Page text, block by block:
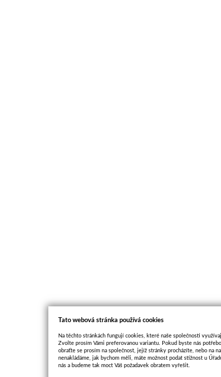
Tato webová stránka používá cookies
Na těchto stránkách fungují cookies, které naše společnosti
Zvolte prosím Vámi preferovanou variantu. Pokud byste nás
obraťte se prosím na společnost, jejíž stránky procházíte, nebo na
nenakládáme, jak bychom měli, máte možnost podat stížnost u
nás a budeme tak moct Váš požadavek obratem vyřešit.